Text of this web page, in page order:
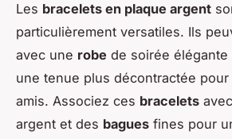
Les bracelets en plaque argent
particulièrement versatiles. Ils
avec une robe de soirée élégante
une tenue plus décontractée
amis. Associez ces bracelets
argent et des bagues fines pour